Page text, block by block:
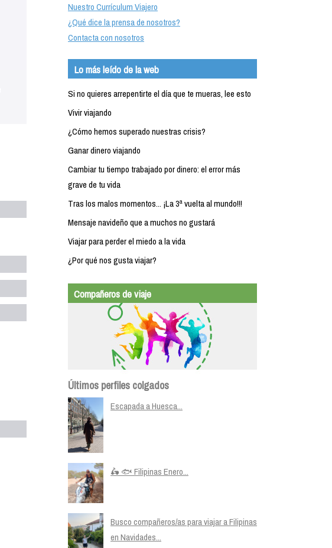
Nuestro Currículum Viajero
¿Qué dice la prensa de nosotros?
Contacta con nosotros
Lo más leído de la web
Si no quieres arrepentirte el día que te mueras, lee esto
Vivir viajando
¿Cómo hemos superado nuestras crisis?
Ganar dinero viajando
Cambiar tu tiempo trabajado por dinero: el error más
grave de tu vida
Tras los malos momentos... ¡La 3ª vuelta al mundo!!!
Mensaje navideño que a muchos no gustará
Viajar para perder el miedo a la vida
¿Por qué nos gusta viajar?
Compañeros de viaje
Últimos perfiles colgados
Escapada a Huesca...
🛵 🐟 Filipinas Enero...
Busco compañeros/as para viajar a Filipinas
en Navidades...